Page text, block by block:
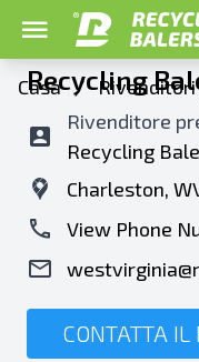
Casa /
Recycling
Rivenditore
Recycling
Charleston,
View Phone
CONTATTA IL